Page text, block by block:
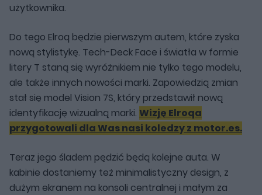
użytkownika.
Do tego Elroq będzie pierwszym autem, które zyska
nową stylistykę. Tech-Deck Face i światła w formie
litery T staną się wyróżnikiem nie tylko tego modelu,
ale także innych nowości marki. Zapowiedzią zmian
stał się model Vision 7S, który przedstawił nową
identyfikację wizualną marki. Wizję Elroqa
przygotowali dla Was nasi koledzy z motor.es.
Teraz jego śladem pędzić będą kolejne auta. W
kabinie dostaniemy też minimalistyczny design, z
dużym ekranem na konsoli centralnej i małym za